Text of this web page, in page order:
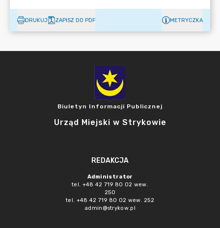
DRUKUJ ZAPISZ DO PDF METRYCZKA
Biuletyn Informacji Publicznej
Urząd Miejski w Strykowie
REDAKCJA
Administrator
tel. +48 42 719 80 02 wew.
250
tel. +48 42 719 80 02 wew. 252
admin@strykow.pl